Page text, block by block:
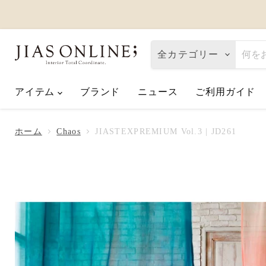
全カテゴリー
アイテム ブランド ご利用ガイド
ニュース
2026.07.10 夏季休業のお知らせ
ホーム Chaos JIASTEXPREMIUM Vol.3 | JD261